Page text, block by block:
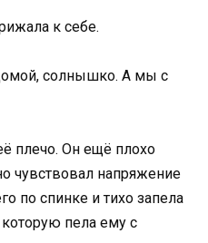
к себе.
солнышко. А мы с
плечо. Он ещё плохо
чувствовал напряжение
по спинке и тихо запела
пела ему с